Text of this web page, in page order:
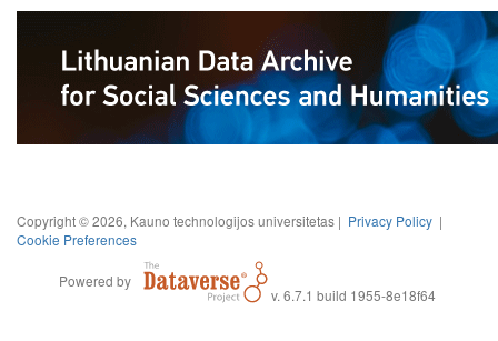
Copyright © 2026, Kauno technologijos universitetas | Privacy Policy |
Cookie Preferences
Powered by
v. 6.7.1 build 1955-8e18f64